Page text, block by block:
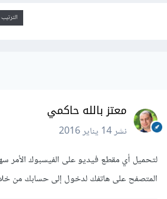
معتز بالله حاكمي
نشر14 يناير 2016
لتحميل أي مقطع فيديو على الفيسبوك الأمر
المتصفح على هاتفك لدخول إلى حسابك من خلال